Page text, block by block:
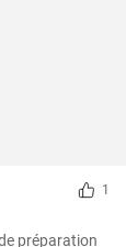
1
préparation